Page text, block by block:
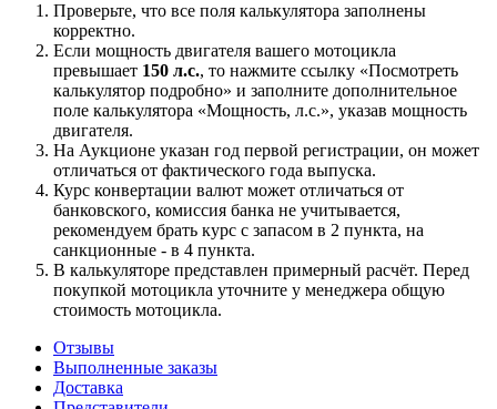
Проверьте, что все поля калькулятора заполнены
корректно.
Если мощность двигателя вашего мотоцикла
превышает 150 л.с., то нажмите ссылку «Посмотреть
калькулятор подробно» и заполните дополнительное
поле калькулятора «Мощность, л.с.», указав мощность
двигателя.
На Аукционе указан год первой регистрации, он может
отличаться от фактического года выпуска.
Курс конвертации валют может отличаться от
банковского, комиссия банка не учитывается,
рекомендуем брать курс с запасом в 2 пункта, на
санкционные - в 4 пункта.
В калькуляторе представлен примерный расчёт. Перед
покупкой мотоцикла уточните у менеджера общую
стоимость мотоцикла.
Отзывы
Выполненные заказы
Доставка